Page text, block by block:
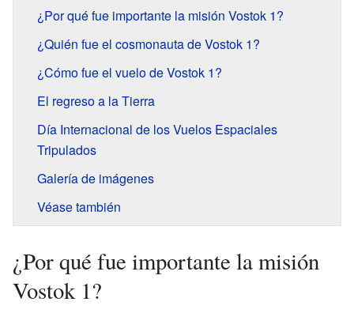
¿Por qué fue importante la misión Vostok 1?
¿Quién fue el cosmonauta de Vostok 1?
¿Cómo fue el vuelo de Vostok 1?
El regreso a la Tierra
Día Internacional de los Vuelos Espaciales
Tripulados
Galería de imágenes
Véase también
¿Por qué fue importante la misión
Vostok 1?